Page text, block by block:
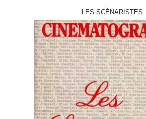
LES SCÉNARISTES